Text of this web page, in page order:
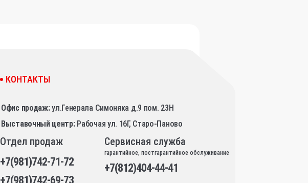
+7(981)742-69-73
+7(981)742-71-72
Сервисная служба
гарантийное, постгарантийное обслуживание
+7(812)404-44-41
Отдел продаж
КОНТАКТЫ
Офис продаж:ул.Генерала Симоняка д.9 пом. 23Н
Выставочный центр: Рабочая ул. 16Г, Старо-Паново